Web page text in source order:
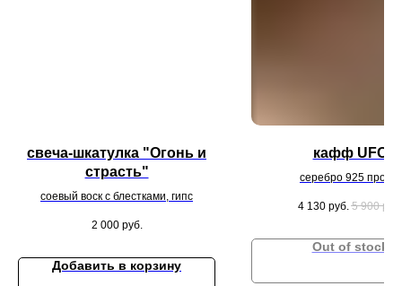
свеча-шкатулка "Огонь и
страсть"
соевый воск с блестками, гипс
2 000 руб.
Добавить в корзину
кафф UFO
серебро 925 пробы
4 130 руб. 5 900 руб.
Out of stock